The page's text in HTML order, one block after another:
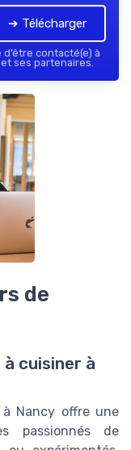
➔ Télécharger
contacté(e) à
ses partenaires.
de
cuisiner à
à Nancy offre une
passionnés de